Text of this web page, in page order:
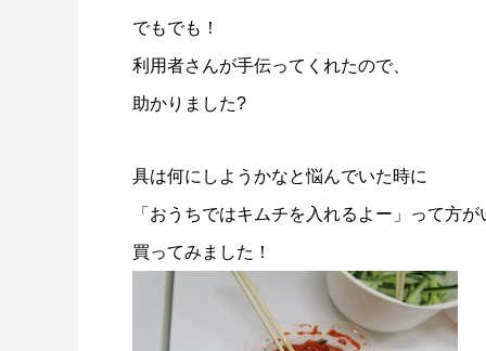
でもでも！
利用者さんが手伝ってくれたので、
助かりました?
具は何にしようかなと悩んでいた時に
「おうちではキムチを入れるよー」って方が
買ってみました！